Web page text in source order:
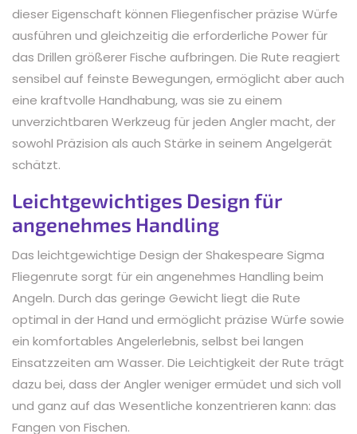
dieser Eigenschaft können Fliegenfischer präzise Würfe
ausführen und gleichzeitig die erforderliche Power für
das Drillen größerer Fische aufbringen. Die Rute reagiert
sensibel auf feinste Bewegungen, ermöglicht aber auch
eine kraftvolle Handhabung, was sie zu einem
unverzichtbaren Werkzeug für jeden Angler macht, der
sowohl Präzision als auch Stärke in seinem Angelgerät
schätzt.
Leichtgewichtiges Design für
angenehmes Handling
Das leichtgewichtige Design der Shakespeare Sigma
Fliegenrute sorgt für ein angenehmes Handling beim
Angeln. Durch das geringe Gewicht liegt die Rute
optimal in der Hand und ermöglicht präzise Würfe sowie
ein komfortables Angelerlebnis, selbst bei langen
Einsatzzeiten am Wasser. Die Leichtigkeit der Rute trägt
dazu bei, dass der Angler weniger ermüdet und sich voll
und ganz auf das Wesentliche konzentrieren kann: das
Fangen von Fischen.